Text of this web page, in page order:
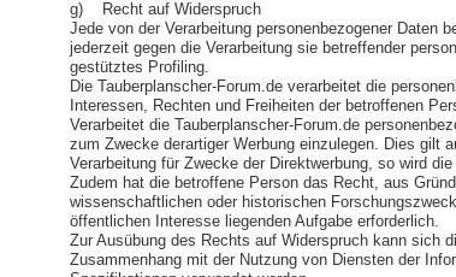
g) Recht auf Widerspruch
Jede von der Verarbeitung personenbezogener Daten
jederzeit gegen die Verarbeitung sie betreffender
gestütztes Profiling.
Die Tauberplanscher-Forum.de verarbeitet die
Interessen, Rechten und Freiheiten der betroffenen
Verarbeitet die Tauberplanscher-Forum.de
zum Zwecke derartiger Werbung einzulegen. Dies gilt
Verarbeitung für Zwecke der Direktwerbung, so wird
Zudem hat die betroffene Person das Recht, aus
wissenschaftlichen oder historischen
öffentlichen Interesse liegenden Aufgabe erforderlich.
Zur Ausübung des Rechts auf Widerspruch kann sich
Zusammenhang mit der Nutzung von Diensten der